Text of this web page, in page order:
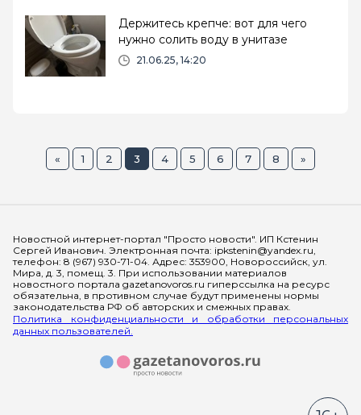
Держитесь крепче: вот для чего
нужно солить воду в унитазе
21.06.25, 14:20
« 1 2 3 4 5 6 7 8 »
Новостной интернет-портал "Просто новости". ИП Кстенин
Сергей Иванович. Электронная почта: ipkstenin@yandex.ru,
телефон: 8 (967) 930-71-04. Адрес: 353900, Новороссийск, ул.
Мира, д. 3, помещ. 3. При использовании материалов
новостного портала gazetanovoros.ru гиперссылка на ресурс
обязательна, в противном случае будут применены нормы
законодательства РФ об авторских и смежных правах.
Политика конфиденциальности и обработки персональных
данных пользователей.